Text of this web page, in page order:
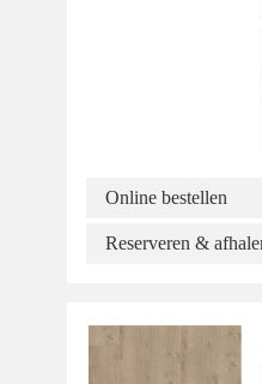
Online bestellen
Reserveren &